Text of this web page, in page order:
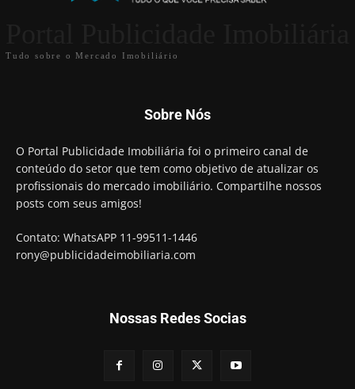
Tudo sobre o Mercado Imobiliário
Sobre Nós
O Portal Publicidade Imobiliária foi o primeiro canal de
conteúdo do setor que tem como objetivo de atualizar os
profissionais do mercado imobiliário. Compartilhe nossos
posts com seus amigos!
Contato: WhatsAPP 11-99511-1446
rony@publicidadeimobiliaria.com
Nossas Redes Socias